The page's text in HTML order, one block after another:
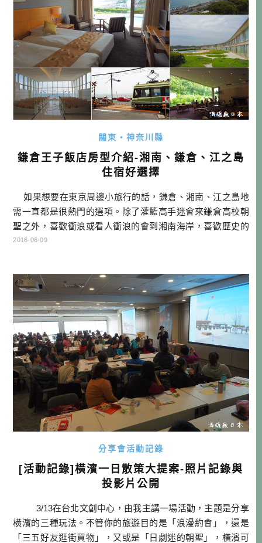
關東・神奈川縣
鎌倉王子飯店房型介紹-湘南、鎌倉、江之島
住宿好選擇
如果想要在東京周邊小旅行的話，鎌倉、湘南、江之島地
需一直都是很熱門的選項。除了灌籃高手迷會來鎌倉高校朝
聖之外，喜歡衝浪或看人衝浪的會到湘南海岸，喜歡歷史的
可以去鶴岡八幡宮或是看大佛，喜歡散步的可以到江之島，
是很多的！ 酒雄這趟飛東京，主要是參加虎航與王子飯店
邀約的媒體團，任務是去 […]…
2016-06-09
分享會活動記錄
[活動記錄]橫濱一日散策大提案-照片記錄與
投影片公開
3/13在台北文創中心，由我主講一場活動，主題是分享
橫濱的三種玩法。不管你的旅遊目的是「浪漫約會」，還是
「三五好友逛街買物」，又或是「日劇迷的朝聖」，橫濱可